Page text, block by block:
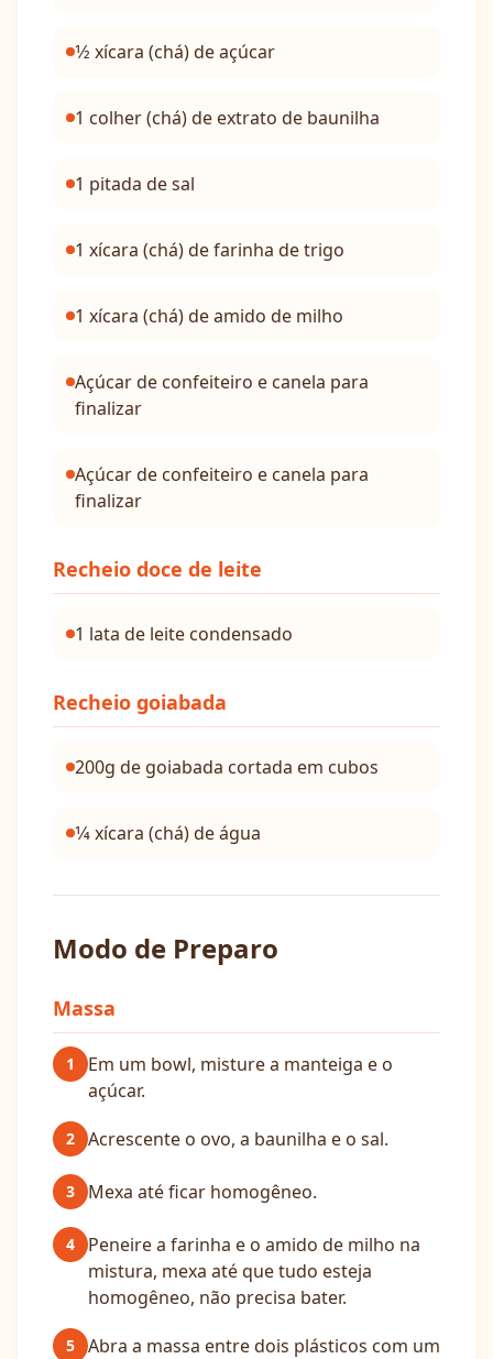
1⁄2 xícara (chá) de açúcar
1 colher (chá) de extrato de baunilha
1 pitada de sal
1 xícara (chá) de farinha de trigo
1 xícara (chá) de amido de milho
Açúcar de confeiteiro e canela para
finalizar
Açúcar de confeiteiro e canela para
finalizar
Recheio doce de leite
1 lata de leite condensado
Recheio goiabada
200g de goiabada cortada em cubos
1⁄4 xícara (chá) de água
Modo de Preparo
Massa
1
Em um bowl, misture a manteiga e o
açúcar.
2 Acrescente o ovo, a baunilha e o sal.
3 Mexa até ficar homogêneo.
4
Peneire a farinha e o amido de milho na
mistura, mexa até que tudo esteja
homogêneo, não precisa bater.
5
Abra a massa entre dois plásticos com um